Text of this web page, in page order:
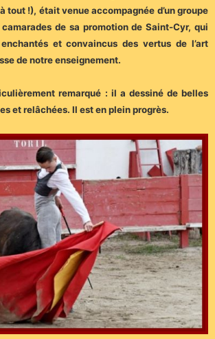
tout !), était venue accompagnée d’un groupe
camarades de sa promotion de Saint-Cyr, qui
et convaincus des vertus de l’art
de notre enseignement.
remarqué : il a dessiné de belles
et relâchées. Il est en plein progrès.